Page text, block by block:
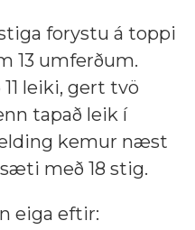
forystu á toppi
13 umferðum.
leiki, gert tvö
tapað leik í
kemur næst
með 18 stig.
eiga eftir: